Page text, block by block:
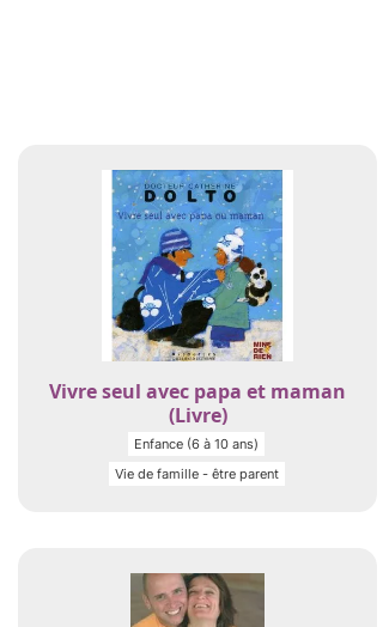
Vivre seul avec papa et maman
(Livre)
Enfance (6 à 10 ans)
Vie de famille - être parent